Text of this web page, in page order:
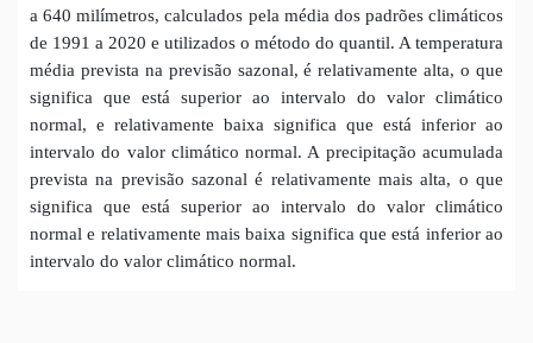
a 640 milímetros, calculados pela média dos padrões climáticos
de 1991 a 2020 e utilizados o método do quantil. A temperatura
média prevista na previsão sazonal, é relativamente alta, o que
significa que está superior ao intervalo do valor climático
normal, e relativamente baixa significa que está inferior ao
intervalo do valor climático normal. A precipitação acumulada
prevista na previsão sazonal é relativamente mais alta, o que
significa que está superior ao intervalo do valor climático
normal e relativamente mais baixa significa que está inferior ao
intervalo do valor climático normal.